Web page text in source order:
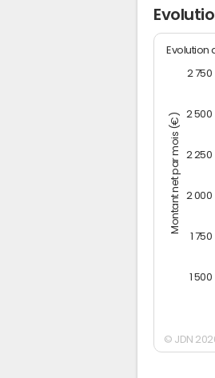
Montant net par mois (€)
Evolution
1 500
1 750
2 000
2 250
2 500
2 750
© JDN